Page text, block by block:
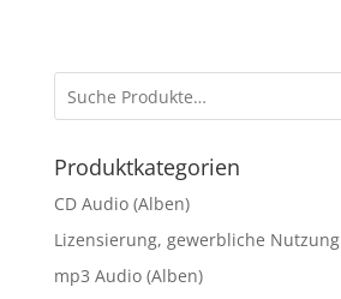
Produktkategorien
CD Audio (Alben)
Lizensierung, gewerbliche Nutzung
mp3 Audio (Alben)